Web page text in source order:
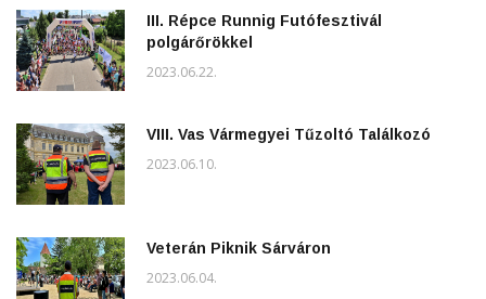
III. Répce Runnig Futófesztivál
polgárőrökkel
2023.06.22.
VIII. Vas Vármegyei Tűzoltó Találkozó
2023.06.10.
Veterán Piknik Sárváron
2023.06.04.